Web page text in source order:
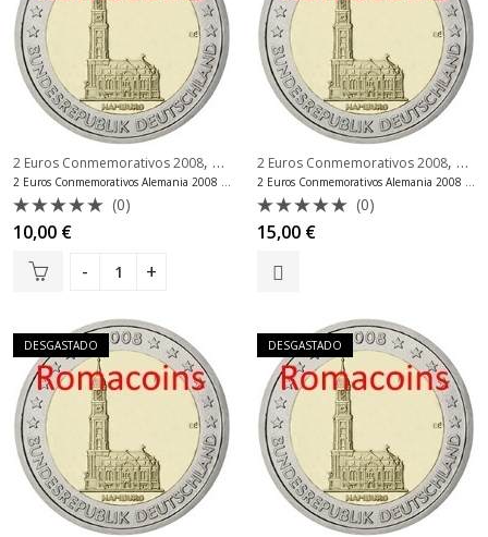
2 Euros Conmemorativos 2008, 2 Euros Conmemorativos Alemania
2 Euros Conmemorativos Alemania 2008 Hamburg Fdc
Valorado
con
de
(0)
10,00 €
2 Euros Conmemorativos 2008, 2
2 Euros Conmemorativos Alemania 2008 Hamburg Fdc Ceca A
Valorado
con
de
(0)
15,00 €
DESGASTADO DESGASTADO